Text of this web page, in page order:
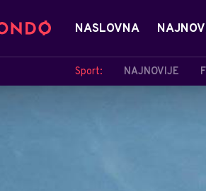
NASLOVNA
Sport: NAJNOVIJE